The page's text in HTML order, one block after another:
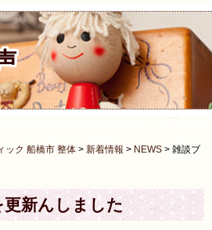
ック 船橋市 整体 > 新着情報 > NEWS > 雑談ブ
新んしました